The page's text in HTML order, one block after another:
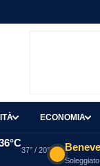
ECONOMIA
37° / 20°
Soleggiato